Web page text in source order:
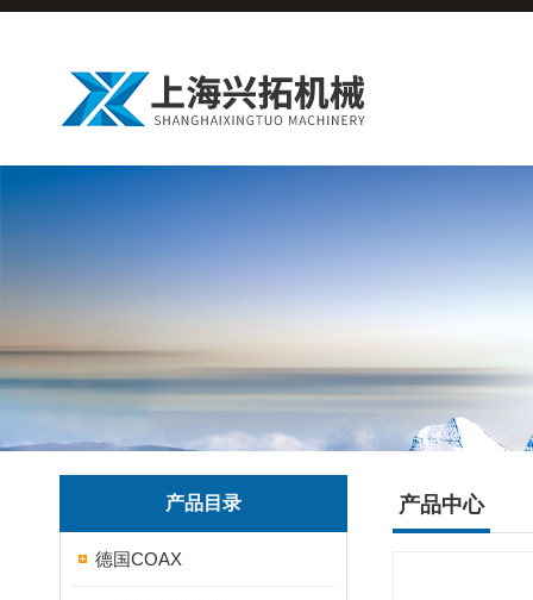
产品目录
德国COAX
产品中心